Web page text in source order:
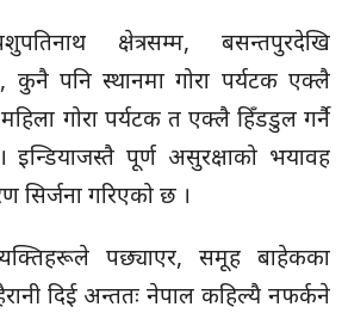
क्षेत्रसम्म, बसन्तपुरदेखि
कुनै पनि स्थानमा गोरा पर्यटक एक्लै
गोरा पर्यटक त एक्लै हिँडडुल गर्नै
पूर्ण असुरक्षाको भयावह
सिर्जना गरिएको छ ।
व्यक्तिहरूले पछ्याएर, समूह बाहेकका
दिई अन्ततः नेपाल कहिल्यै नफर्कने